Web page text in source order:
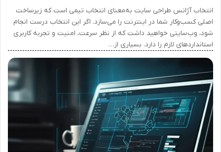
انتخاب آژانس طراحی سایت به‌معنای انتخاب تیمی است که زیرساخت
اصلی کسب‌وکار شما در اینترنت را می‌سازد. اگر این انتخاب درست انجام
شود، وب‌سایتی خواهید داشت که از نظر سرعت، امنیت و تجربه کاربری
استانداردهای لازم را دارد. بسیاری از…